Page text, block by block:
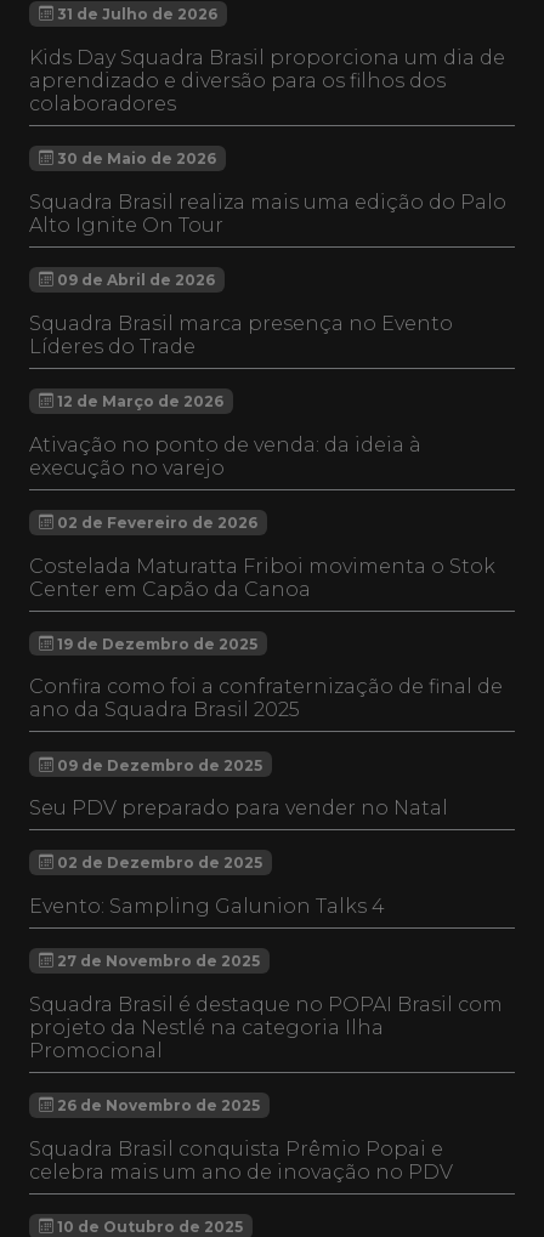
31 de Julho de 2026
Kids Day Squadra Brasil proporciona um dia de
aprendizado e diversão para os filhos dos
colaboradores
30 de Maio de 2026
Squadra Brasil realiza mais uma edição do Palo
Alto Ignite On Tour
09 de Abril de 2026
Squadra Brasil marca presença no Evento
Líderes do Trade
12 de Março de 2026
Ativação no ponto de venda: da ideia à
execução no varejo
02 de Fevereiro de 2026
Costelada Maturatta Friboi movimenta o Stok
Center em Capão da Canoa
19 de Dezembro de 2025
Confira como foi a confraternização de final de
ano da Squadra Brasil 2025
09 de Dezembro de 2025
Seu PDV preparado para vender no Natal
02 de Dezembro de 2025
Evento: Sampling Galunion Talks 4
27 de Novembro de 2025
Squadra Brasil é destaque no POPAI Brasil com
projeto da Nestlé na categoria Ilha
Promocional
26 de Novembro de 2025
Squadra Brasil conquista Prêmio Popai e
celebra mais um ano de inovação no PDV
10 de Outubro de 2025